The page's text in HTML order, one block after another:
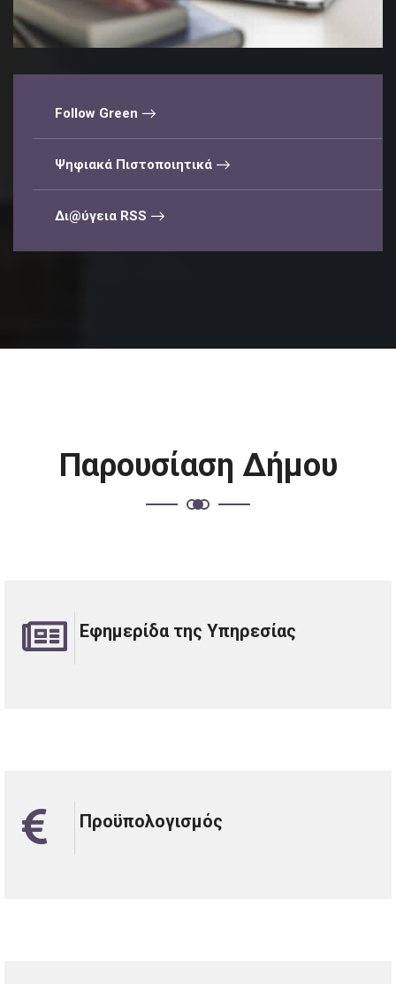
Follow Green
Ψηφιακά Πιστοποιητικά
Δι@ύγεια RSS
Παρουσίαση Δήμου
Εφημερίδα της Υπηρεσίας
Προϋπολογισμός